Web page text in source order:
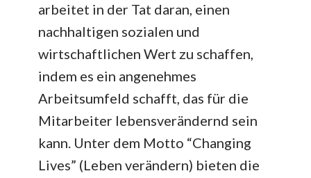
arbeitet in der Tat daran, einen
nachhaltigen sozialen und
wirtschaftlichen Wert zu schaffen,
indem es ein angenehmes
Arbeitsumfeld schafft, das für die
Mitarbeiter lebensverändernd sein
kann. Unter dem Motto “Changing
Lives” (Leben verändern) bieten die